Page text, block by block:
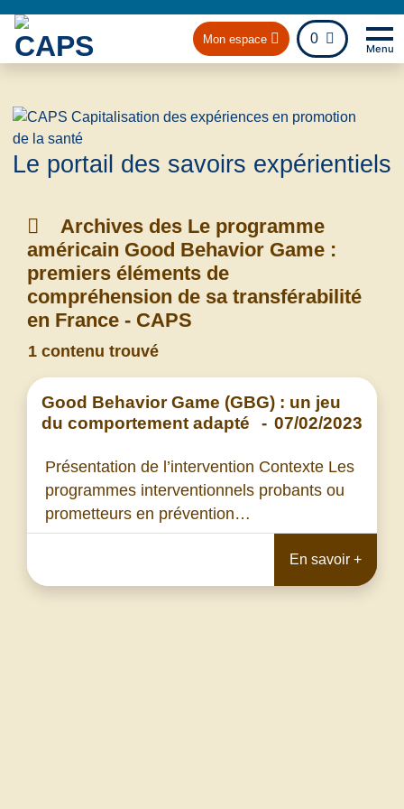
Mon espace 0
fichier
Menu
Le portail des savoirs expérientiels
Archives des Le programme
américain Good Behavior Game :
premiers éléments de
compréhension de sa transférabilité
en France - CAPS
1 contenu trouvé
Good Behavior Game (GBG) : un jeu
du comportement adapté
- 07/02/2023
Présentation de l’intervention Contexte Les
programmes interventionnels probants ou
prometteurs en prévention…
En savoir +